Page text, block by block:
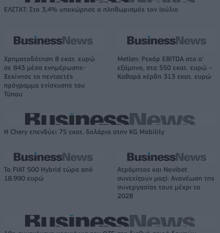
ΕΛΣΤΑΤ: Στο 3,4% υποχώρησε ο πληθωρισμός τον Ιούλιο
Χρηματοδότηση 8 εκατ. ευρώ
σε 843 μέσα ενημέρωσης-
Ξεκίνησε το πενταετές
πρόγραμμα ενίσχυσης του
Τύπου
Metlen: Ρεκόρ EBITDA στο α'
εξάμηνο, στα 550 εκατ. ευρώ –
Καθαρά κέρδη 313 εκατ. ευρώ
Η Chery επενδύει 75 εκατ. δολάρια στην KG Mobility
Το FIAT 500 Hybrid τώρα από
18.990 ευρώ
Ατρόμητος και Novibet
συνεχίζουν μαζί: Ανανέωση της
συνεργασίας τους μέχρι το
2028